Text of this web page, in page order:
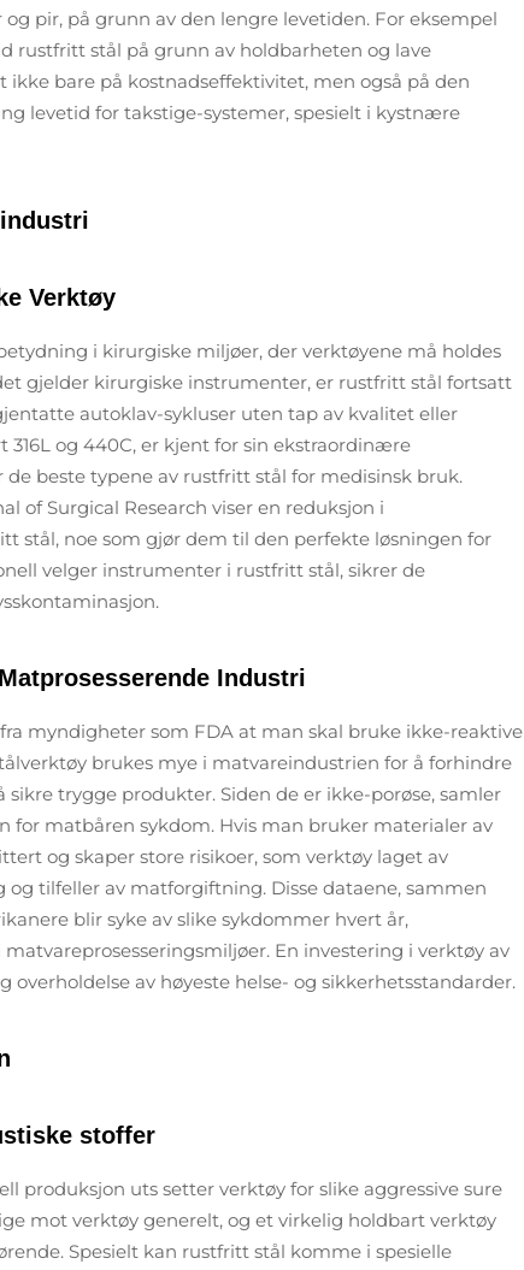
pir, på grunn av den lengre levetiden. For eksempel
stål på grunn av holdbarheten og lave
ikke bare på kostnadseffektivitet, men også på den
levetid for takstige-systemer, spesielt i kystnære
Verktøy
i kirurgiske miljøer, der verktøyene må holdes
gjelder kirurgiske instrumenter, er rustfritt stål fortsatt
autoklav-sykluser uten tap av kvalitet eller
og 440C, er kjent for sin ekstraordinære
beste typene av rustfritt stål for medisinsk bruk.
of Surgical Research viser en reduksjon i
stål, noe som gjør dem til den perfekte løsningen for
velger instrumenter i rustfritt stål, sikrer de
Industri
myndigheter som FDA at man skal bruke ikke-reaktive
brukes mye i matvareindustrien for å forhindre
trygge produkter. Siden de er ikke-porøse, samler
for matbåren sykdom. Hvis man bruker materialer av
og skaper store risikoer, som verktøy laget av
tilfeller av matforgiftning. Disse dataene, sammen
blir syke av slike sykdommer hvert år,
En investering i verktøy av
overholdelse av høyeste helse- og sikkerhetsstandarder.
stoffer
produksjon uts setter verktøy for slike aggressive sure
mot verktøy generelt, og et virkelig holdbart verktøy
Spesielt kan rustfritt stål komme i spesielle